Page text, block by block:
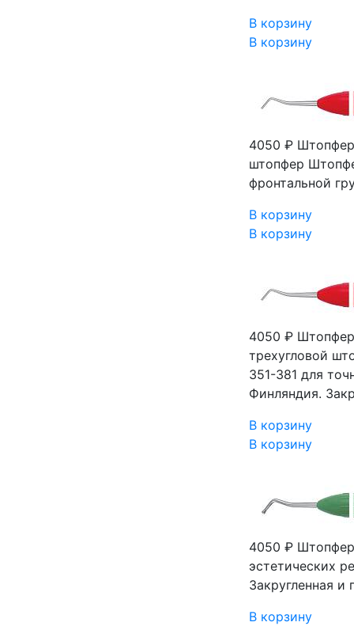
В корзину
В корзину
4050 ₽
штопфер
фронтальной
В корзину
В корзину
4050 ₽ Штопфер
трехугловой
351-381 для
Финляндия.
В корзину
В корзину
4050 ₽
эстетических
Закругленная
В корзину